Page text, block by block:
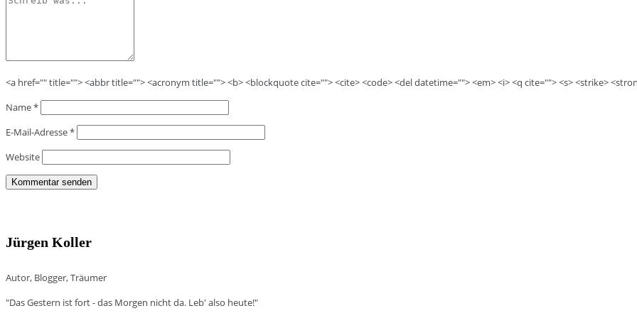
<a href="" title=""> <abbr title=""> <acronym title=""> <b> <blockquote cite=""> <cite> <code> <del datetime=""> <em> <i> <q cite=""> <s> <strike>
Name*
E-Mail-Adresse*
Website
Jürgen Koller
Autor, Blogger, Träumer
"Das Gestern ist fort - das Morgen nicht da. Leb' also heute!"